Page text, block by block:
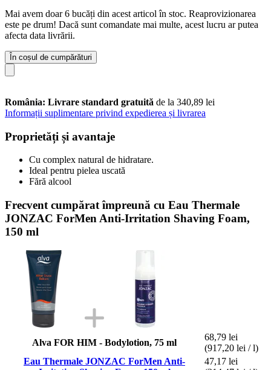
Mai avem doar 6 bucăți din acest articol în stoc. Reaprovizionarea
este pe drum! Dacă sunt comandate mai multe, acest lucru ar putea
afecta data livrării.
În coșul de cumpărături
România: Livrare standard gratuită de la 340,89 lei
Informații suplimentare privind expedierea și livrarea
Proprietăți și avantaje
Cu complex natural de hidratare.
Ideal pentru pielea uscată
Fără alcool
Frecvent cumpărat împreună cu Eau Thermale
JONZAC ForMen Anti-Irritation Shaving Foam,
150 ml
Alva FOR HIM - Bodylotion, 75 ml
68,79 lei
(917,20 lei / l)
Eau Thermale JONZAC ForMen Anti-
47,17 lei